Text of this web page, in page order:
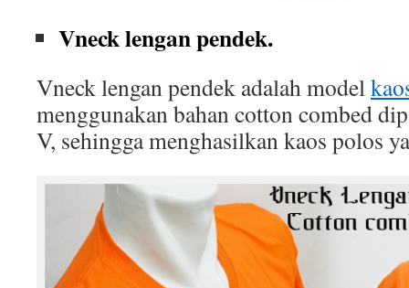
Vneck lengan pendek.
Vneck lengan pendek adalah model
menggunakan bahan cotton combed
V, sehingga menghasilkan kaos polos